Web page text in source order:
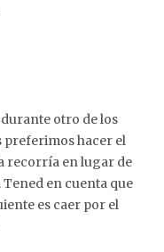
otro de los
preferimos hacer el
recorría en lugar de
en cuenta que
es caer por el